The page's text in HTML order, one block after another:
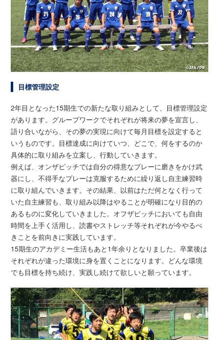
目標管理設定
2年目となった15期生での新たな取り組みとして、目標管理設定
があります。グループワークでそれぞれが将来の夢を宣言し、
語り合いながら、その夢の実現に向けて毎月目標を設定すると
いうものです。目標達成に向けていつ、どこで、何をするのか
具体的に取り組みを立案し、行動していきます。
例えば、オンザピッチでは自分の得意なプレーに磨きをかけ武
器にし、不得手なプレーは克服するために繰り返し自主練習時
に取り組んでいきます。その結果、以前はただ何となく行って
いた自主練習も、取り組み以降はやることが明確になり目的の
あるものに変化していきました。オフザピッチにおいても自由
時間を上手く活用し、読書やストレッチ等それぞれが今やるべ
きことを前向きに実践しています。
15期生のアカデミー生活もあと1年余りとなりました。卒業後は
それぞれが違った環境に身を置くことになります。どんな環境
でも目標を持ち続け、実践し続けて欲しいと願っています。